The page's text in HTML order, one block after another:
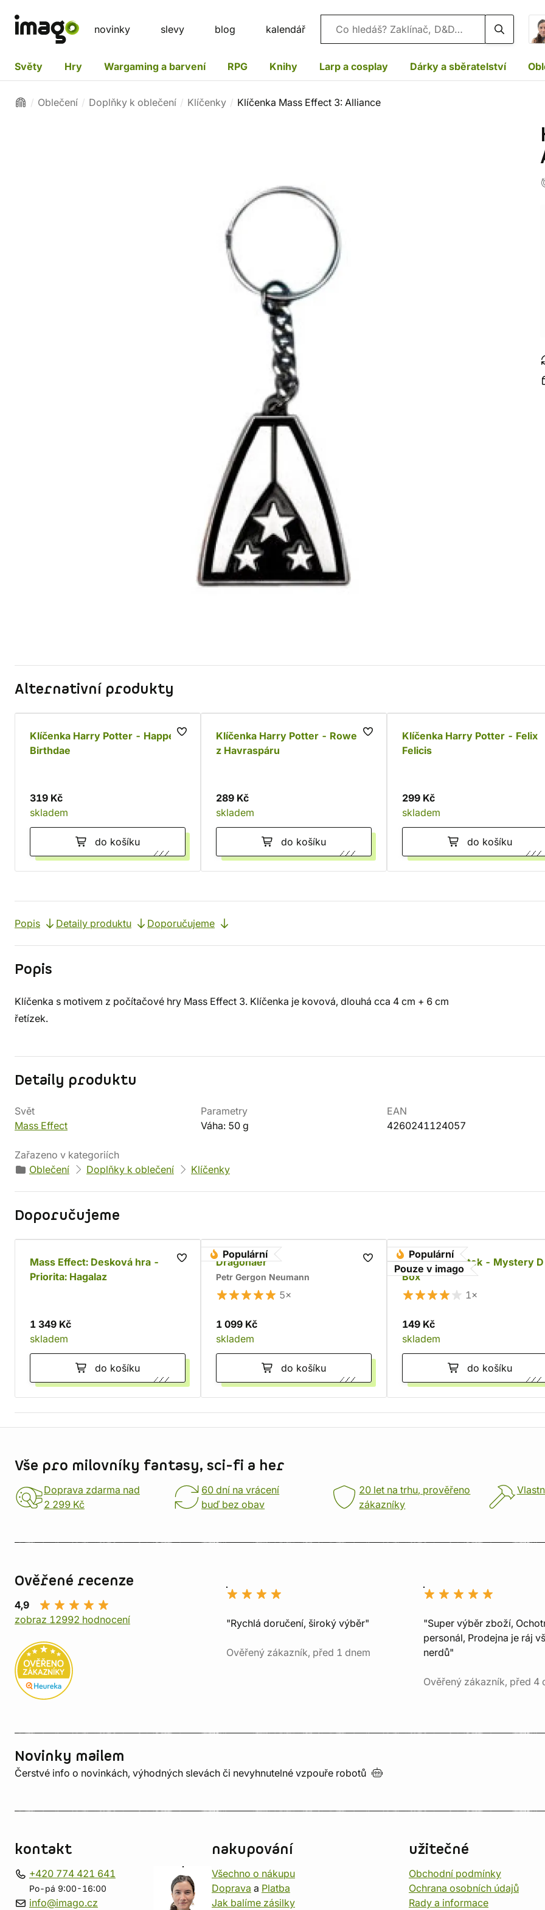
novinky slevy blog kalendář Vyhledávání
Světy Hry Wargaming a barvení RPG Knihy Larp a cosplay Dárky a sběratelství
Oblečení Doplňky k oblečení Klíčenky Klíčenka Mass Effect 3: Alliance
Alternativní produkty
Klíčenka Harry Potter - Happee
Birthdae
319 Kč
skladem
do košíku
Klíčenka Harry Potter - Roweny
z Havraspáru
289 Kč
skladem
do košíku
Klíčenka Harry Potter - Felix
Felicis
299 Kč
skladem
do košíku
Popis Detaily produktu Doporučujeme
Popis
Klíčenka s motivem z počítačové hry Mass Effect 3. Klíčenka je kovová, dlouhá cca 4 cm + 6 cm
řetízek.
Detaily produktu
Svět
Mass Effect
Parametry
Váha: 50 g
EAN
4260241124057
Zařazeno v kategoriích
Oblečení
Doplňky k oblečení Klíčenky
Doporučujeme
Mass Effect: Desková hra -
Priorita: Hagalaz
1 349 Kč
skladem
do košíku
Populární
Dragonaer
Petr Gergon Neumann
5×
1 099 Kč
skladem
do košíku
Populární
Pouze v imago
Sada RPG kostek - Mystery
Box
1×
149 Kč
skladem
do košíku
Vše pro milovníky fantasy, sci-fi a her
Doprava zdarma nad
2 299 Kč
60 dní na vrácení
buď bez obav
20 let na trhu, prověřeno
zákazníky
Ověřené recenze
4,9
zobraz 12992 hodnocení
"Rychlá doručení, široký výběr"
Ověřený zákazník, před 1 dnem
"Super výběr zboží,
personál, Prodejna je ráj
nerdů"
Ověřený zákazník, před 4
Novinky mailem
Čerstvé info o novinkách, výhodných slevách či nevyhnutelné vzpouře robotů
kontakt
+420 774 421 641
Po-pá 9:00-16:00
info@imago.cz
nakupování
Všechno o nákupu
Doprava a Platba
Jak balíme zásilky
užitečné
Obchodní podmínky
Ochrana osobních údajů
Rady a informace